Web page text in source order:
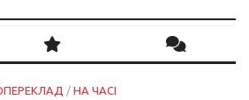
/ НА ЧАСІ